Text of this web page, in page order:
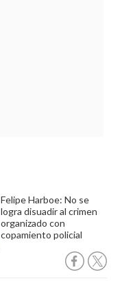
Felipe Harboe: No se
logra disuadir al crimen
organizado con
copamiento policial